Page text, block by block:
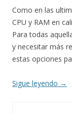
Como en las
CPU y RAM en
Para todas
y necesitar más
estas opciones
Sigue leyendo →